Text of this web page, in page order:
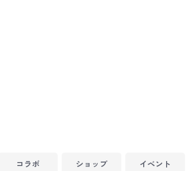
コラボ ショップ イベント